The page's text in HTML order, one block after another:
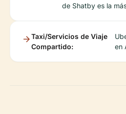
de Shatby es la
Taxi/Servicios de Viaje
Compartido:
en